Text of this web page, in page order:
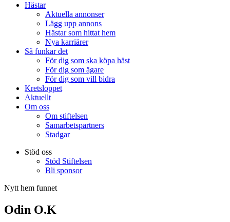
Hästar
Aktuella annonser
Lägg upp annons
Hästar som hittat hem
Nya karriärer
Så funkar det
För dig som ska köpa häst
För dig som ägare
För dig som vill bidra
Kretsloppet
Aktuellt
Om oss
Om stiftelsen
Samarbetspartners
Stadgar
Stöd oss
Stöd Stiftelsen
Bli sponsor
Nytt hem funnet
Odin O.K